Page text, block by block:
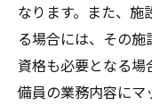
なります。また、
る場合には、その
資格も必要となる
備員の業務内容にマ